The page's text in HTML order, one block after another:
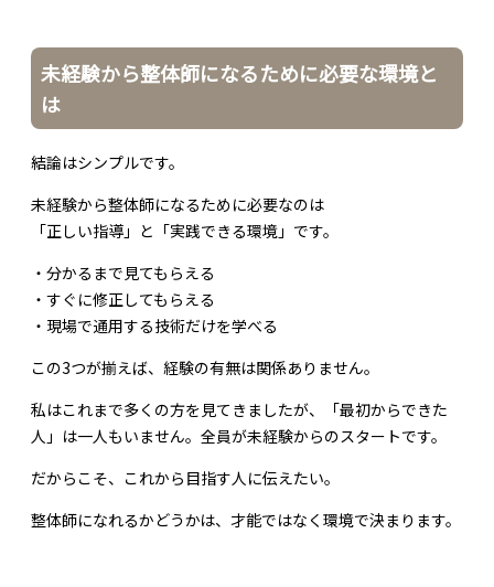
未経験から整体師になるために必要な環境と
は
結論はシンプルです。
未経験から整体師になるために必要なのは
「正しい指導」と「実践できる環境」です。
・分かるまで見てもらえる
・すぐに修正してもらえる
・現場で通用する技術だけを学べる
この3つが揃えば、経験の有無は関係ありません。
私はこれまで多くの方を見てきましたが、「最初からできた
人」は一人もいません。全員が未経験からのスタートです。
だからこそ、これから目指す人に伝えたい。
整体師になれるかどうかは、才能ではなく環境で決まります。